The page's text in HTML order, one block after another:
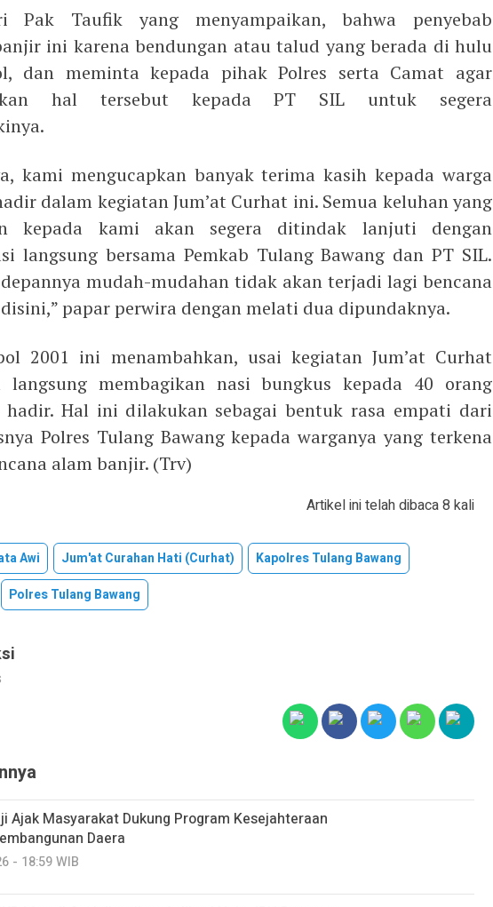
Pak Taufik yang menyampaikan, bahwa penyebab
ini karena bendungan atau talud yang berada di hulu
dan meminta kepada pihak Polres serta Camat agar
hal tersebut kepada PT SIL untuk segera
kami mengucapkan banyak terima kasih kepada warga
dalam kegiatan Jum’at Curhat ini. Semua keluhan yang
kepada kami akan segera ditindak lanjuti dengan
langsung bersama Pemkab Tulang Bawang dan PT SIL.
mudah-mudahan tidak akan terjadi lagi bencana
papar perwira dengan melati dua dipundaknya.
2001 ini menambahkan, usai kegiatan Jum’at Curhat
langsung membagikan nasi bungkus kepada 40 orang
hadir. Hal ini dilakukan sebagai bentuk rasa empati dari
Polres Tulang Bawang kepada warganya yang terkena
alam banjir. (Trv)
Artikel ini telah dibaca 8 kali
Awi Jum'at Curahan Hati (Curhat)
Kapolres Tulang Bawang
Polres Tulang Bawang
Ajak Masyarakat Dukung Program Kesejahteraan
Daera
- 18:59 WIB